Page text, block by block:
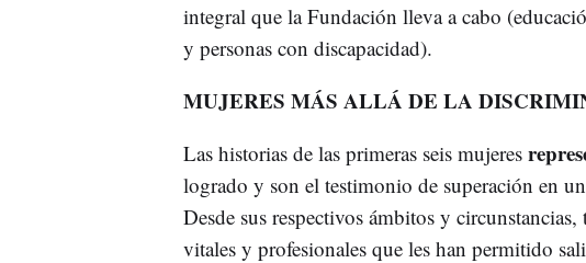
integral que la Fundación lleva a cabo
y personas con discapacidad).
MUJERES MÁS ALLÁ DE LA
Las historias de las primeras seis mujeres
logrado y son el testimonio de superación en un
Desde sus respectivos ámbitos y
vitales y profesionales que les han permitido